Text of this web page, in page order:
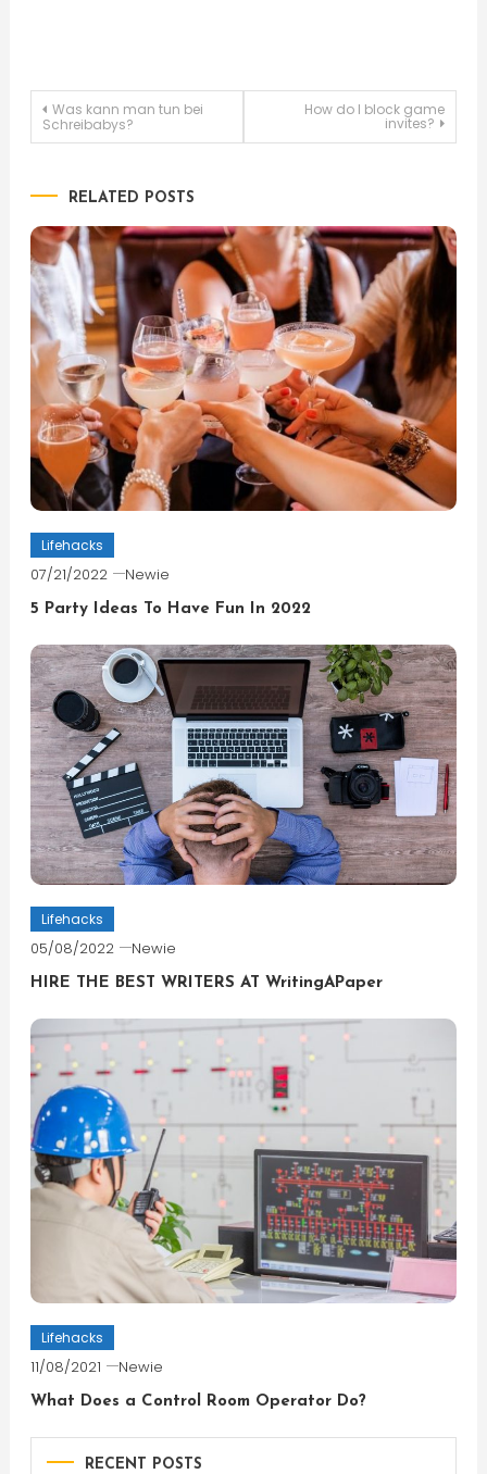
Post
Was kann man tun bei
Schreibabys?
How do I block game
invites?
RELATED POSTS
Lifehacks
07/21/2022 Newie
5 Party Ideas To Have Fun In 2022
Lifehacks
05/08/2022 Newie
HIRE THE BEST WRITERS AT WritingAPaper
Lifehacks
11/08/2021 Newie
What Does a Control Room Operator Do?
RECENT POSTS